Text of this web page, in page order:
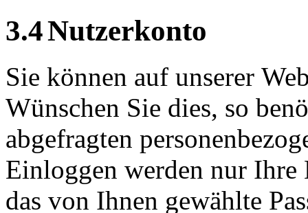
3.4Nutzerkonto
Sie können auf unserer
Wünschen Sie dies, so
abgefragten
Einloggen werden nur Ihre
das von Ihnen gewählte